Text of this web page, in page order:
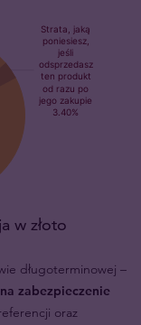
w złoto
długoterminowej –
zabezpieczenie
oraz